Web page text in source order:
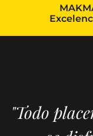
"Todo